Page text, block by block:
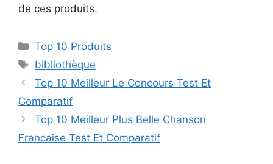
de ces produits.
Top 10 Produits
bibliothèque
Top 10 Meilleur Le Concours Test Et
Comparatif
Top 10 Meilleur Plus Belle Chanson
Francaise Test Et Comparatif